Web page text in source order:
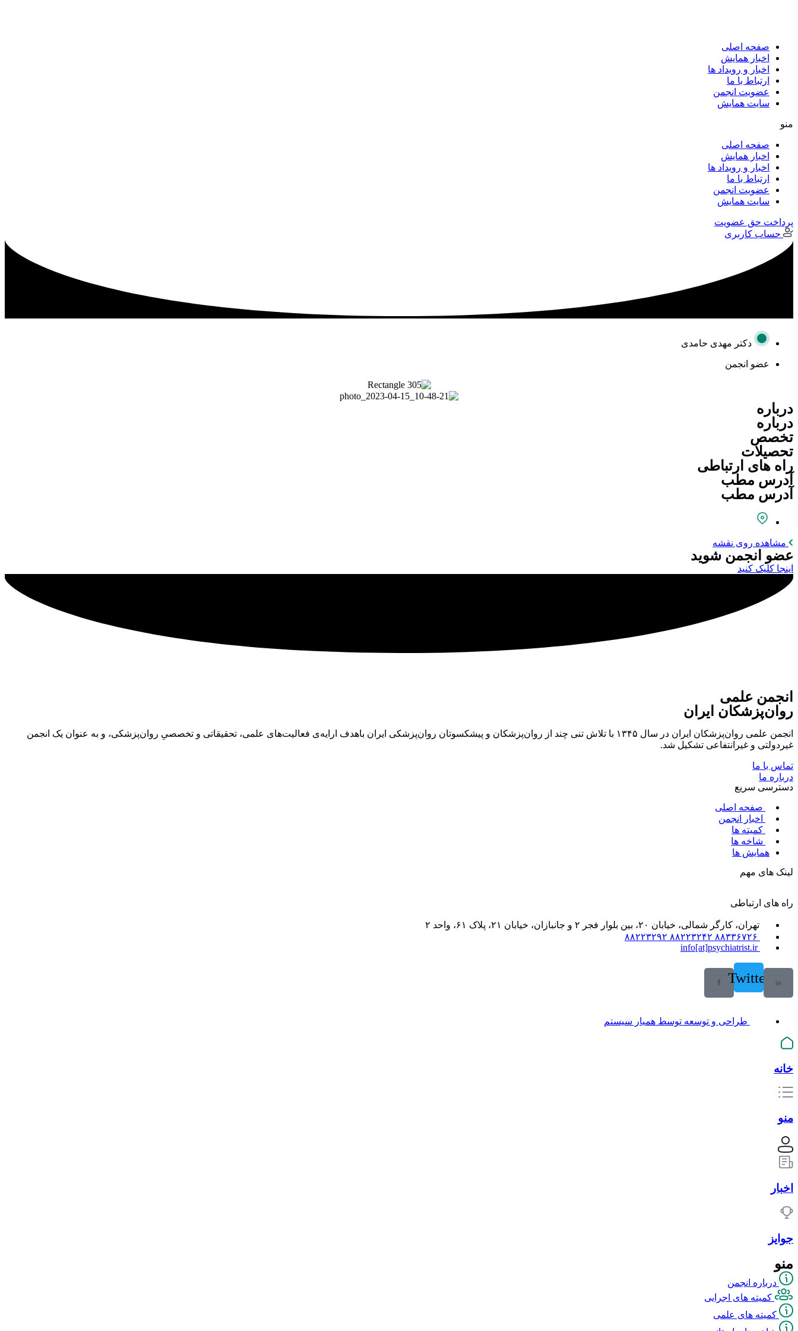
صفحه اصلی
اخبار همایش
اخبار و رویداد ها
ارتباط با ما
عضویت انجمن
سایت همایش
منو
صفحه اصلی
اخبار همایش
اخبار و رویداد ها
ارتباط با ما
عضویت انجمن
سایت همایش
پرداخت حق عضویت
حساب کاربری
دکتر مهدی حامدی
عضو انجمن
درباره
درباره
تخصص
تحصیلات
راه های ارتباطی
آدرس مطب
آدرس مطب
مشاهده روی نقشه
عضو انجمن شوید
اینجا کلیک کنید
انجمن علمی
روان‌پزشکان ایران
انجمن علمی روان‌پزشکان ایران در سال ۱۳۴۵ با تلاش تنی چند از روان‌پزشکان و پیشکسوتان روان‌پزشکی ایران باهدف ارایه‌ی فعالیت‌های علمی، تحقیقاتی و تخصصیِ روان‌پزشکی، و به عنوان یک انجمن
غیردولتی و غیرانتفاعی تشکیل شد.
تماس با ما
درباره ما
دسترسی سریع
صفحه اصلی
اخبار انجمن
کمیته ها
شاخه ها
همایش ها
لینک های مهم
راه های ارتباطی
تهران، کارگر شمالی، خیابان ۲۰، بین بلوار فجر ۲ و جانبازان، خیابان ۲۱، پلاک ۶۱، واحد ۲
۸۸۳۳۶۷۲۶ ۸۸۲۲۳۲۴۲ ۸۸۲۲۳۲۹۲
info[at]psychiatrist.ir
Twitter
طراحی و توسعه توسط همیار سیستم
خانه
منو
اخبار
جوایز
منو
درباره انجمن
کمیته های اجرایی
کمیته های علمی